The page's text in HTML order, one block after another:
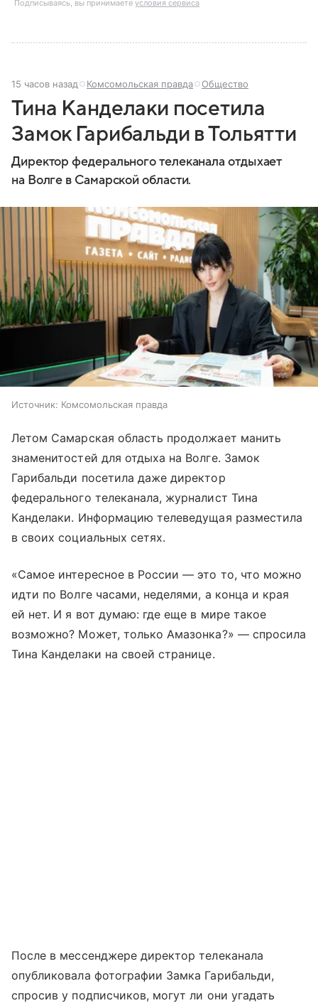
Подписываясь, вы принимаете условия сервиса
15 часов назад Комсомольская правда Общество
Тина Канделаки посетила
Замок Гарибальди в Тольятти
Директор федерального телеканала отдыхает
на Волге в Самарской области.
Источник: Комсомольская правда
Летом Самарская область продолжает манить
знаменитостей для отдыха на Волге. Замок
Гарибальди посетила даже директор
федерального телеканала, журналист Тина
Канделаки. Информацию телеведущая разместила
в своих социальных сетях.
«Самое интересное в России — это то, что можно
идти по Волге часами, неделями, а конца и края
ей нет. И я вот думаю: где еще в мире такое
возможно? Может, только Амазонка?» — спросила
Тина Канделаки на своей странице.
После в мессенджере директор телеканала
опубликовала фотографии Замка Гарибальди,
спросив у подписчиков, могут ли они угадать